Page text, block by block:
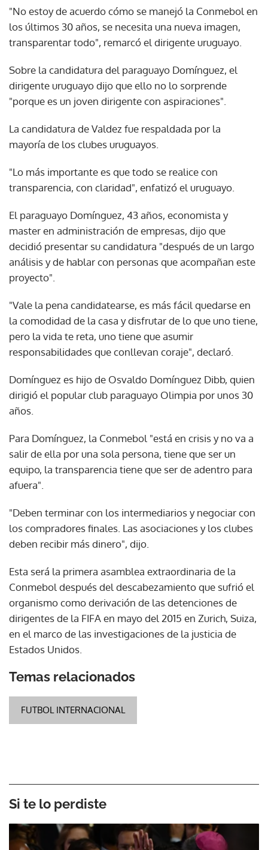
"No estoy de acuerdo cómo se manejó la Conmebol en
los últimos 30 años, se necesita una nueva imagen,
transparentar todo", remarcó el dirigente uruguayo.
Sobre la candidatura del paraguayo Domínguez, el
dirigente uruguayo dijo que ello no lo sorprende
"porque es un joven dirigente con aspiraciones".
La candidatura de Valdez fue respaldada por la
mayoría de los clubes uruguayos.
"Lo más importante es que todo se realice con
transparencia, con claridad", enfatizó el uruguayo.
El paraguayo Domínguez, 43 años, economista y
master en administración de empresas, dijo que
decidió presentar su candidatura "después de un largo
análisis y de hablar con personas que acompañan este
proyecto".
"Vale la pena candidatearse, es más fácil quedarse en
la comodidad de la casa y disfrutar de lo que uno tiene,
pero la vida te reta, uno tiene que asumir
responsabilidades que conllevan coraje", declaró.
Domínguez es hijo de Osvaldo Domínguez Dibb, quien
dirigió el popular club paraguayo Olimpia por unos 30
años.
Para Domínguez, la Conmebol "está en crisis y no va a
salir de ella por una sola persona, tiene que ser un
equipo, la transparencia tiene que ser de adentro para
afuera".
"Deben terminar con los intermediarios y negociar con
los compradores finales. Las asociaciones y los clubes
deben recibir más dinero", dijo.
Esta será la primera asamblea extraordinaria de la
Conmebol después del descabezamiento que sufrió el
organismo como derivación de las detenciones de
dirigentes de la FIFA en mayo del 2015 en Zurich, Suiza,
en el marco de las investigaciones de la justicia de
Estados Unidos.
Temas relacionados
FUTBOL INTERNACIONAL
Si te lo perdiste